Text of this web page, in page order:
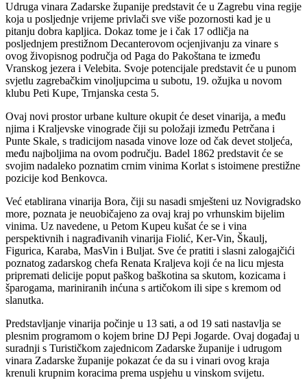
Udruga vinara Zadarske županije predstavit će u Zagrebu vina regije
koja u posljednje vrijeme privlači sve više pozornosti kad je u
pitanju dobra kapljica. Dokaz tome je i čak 17 odličja na
posljednjem prestižnom Decanterovom ocjenjivanju za vinare s
ovog živopisnog područja od Paga do Pakoštana te između
Vranskog jezera i Velebita. Svoje potencijale predstavit će u punom
svjetlu zagrebačkim vinoljupcima u subotu, 19. ožujka u novom
klubu Peti Kupe, Trnjanska cesta 5.
Ovaj novi prostor urbane kulture okupit će deset vinarija, a među
njima i Kraljevske vinograde čiji su položaji između Petrčana i
Punte Skale, s tradicijom nasada vinove loze od čak devet stoljeća,
među najboljima na ovom području. Badel 1862 predstavit će se
svojim nadaleko poznatim crnim vinima Korlat s istoimene prestižne
pozicije kod Benkovca.
Već etablirana vinarija Bora, čiji su nasadi smješteni uz Novigradsko
more, poznata je neuobičajeno za ovaj kraj po vrhunskim bijelim
vinima. Uz navedene, u Petom Kupeu kušat će se i vina
perspektivnih i nagrađivanih vinarija Fiolić, Ker-Vin, Škaulj,
Figurica, Karaba, MasVin i Buljat. Sve će pratiti i slasni zalogajčići
poznatog zadarskog chefa Renata Kraljeva koji će na licu mjesta
pripremati delicije poput paškog baškotina sa skutom, kozicama i
šparogama, mariniranih inćuna s artičokom ili sipe s kremom od
slanutka.
Predstavljanje vinarija počinje u 13 sati, a od 19 sati nastavlja se
plesnim programom o kojem brine DJ Pepi Jogarde. Ovaj događaj u
suradnji s Turističkom zajednicom Zadarske županije i udrugom
vinara Zadarske županije pokazat će da su i vinari ovog kraja
krenuli krupnim koracima prema uspjehu u vinskom svijetu.